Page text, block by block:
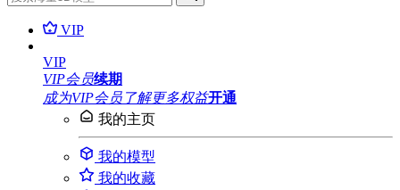
VIP
VIP
VIP会员续期
成为VIP会员 了解更多权益开通
我的主页
我的模型
我的收藏